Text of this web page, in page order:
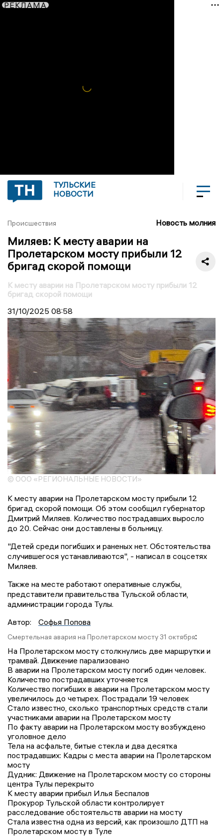
РЕКЛАМА
ТУЛЬСКИЕ
НОВОСТИ
Происшествия Новость молния
Миляев: К месту аварии на
Пролетарском мосту прибыли 12
бригад скорой помощи
К месту аварии на Пролетарском мосту прибыли 12
бригад скорой помощи
31/10/2025 08:58
© ООО «РЕГИОНАЛЬНЫЕ НОВОСТИ»
К месту аварии на Пролетарском мосту прибыли 12
бригад скорой помощи. Об этом сообщил губернатор
Дмитрий Миляев. Количество пострадавших выросло
до 20. Сейчас они доставлены в больницу.
"Детей среди погибших и раненых нет. Обстоятельства
случившегося устанавливаются", - написал в соцсетях
Миляев.
Также на месте работают оперативные службы,
представители правительства Тульской области,
администрации города Тулы.
Автор:
Софья Попова
Смертельная авария на Пролетарском мосту 31 октября:
На Пролетарском мосту столкнулись две маршрутки и
трамвай. Движение парализовано
В аварии на Пролетарском мосту погиб один человек.
Количество пострадавших уточняется
Количество погибших в аварии на Пролетарском мосту
увеличилось до четырех. Пострадали 19 человек
Стало известно, сколько транспортных средств стали
участниками аварии на Пролетарском мосту
По факту аварии на Пролетарском мосту возбуждено
уголовное дело
Тела на асфальте, битые стекла и два десятка
пострадавших: Кадры с места аварии на Пролетарском
мосту
Дудник: Движение на Пролетарском мосту со стороны
центра Тулы перекрыто
К месту аварии прибыл Илья Беспалов
Прокурор Тульской области контролирует
расследование обстоятельств аварии на мосту
Стала известна одна из версий, как произошло ДТП на
Пролетарском мосту в Туле